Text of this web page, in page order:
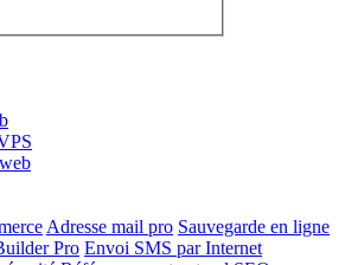
Adresse mail pro Sauvegarde en ligne
Pro Envoi SMS par Internet